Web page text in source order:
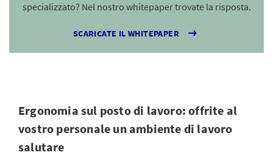
specializzato? Nel nostro whitepaper trovate la risposta.
SCARICATE IL WHITEPAPER
Ergonomia sul posto di lavoro: offrite al
vostro personale un ambiente di lavoro
salutare